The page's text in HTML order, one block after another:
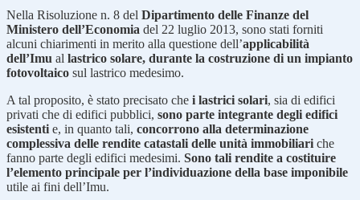
Nella Risoluzione n. 8 del Dipartimento delle Finanze del
Ministero dell’Economia del 22 luglio 2013, sono stati forniti
alcuni chiarimenti in merito alla questione dell’applicabilità
dell’Imu al lastrico solare, durante la costruzione di un impianto
fotovoltaico sul lastrico medesimo.
A tal proposito, è stato precisato che i lastrici solari, sia di edifici
privati che di edifici pubblici, sono parte integrante degli edifici
esistenti e, in quanto tali, concorrono alla determinazione
complessiva delle rendite catastali delle unità immobiliari che
fanno parte degli edifici medesimi. Sono tali rendite a costituire
l’elemento principale per l’individuazione della base imponibile
utile ai fini dell’Imu.